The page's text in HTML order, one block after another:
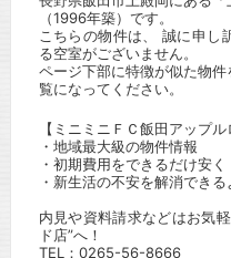
（1996年築）です。
こちらの物件は、 誠に申し
る空室がございません。
ページ下部に特徴が似た物
覧になってください。
【ミニミニＦＣ飯田アップ
・地域最大級の物件情報
・初期費用をできるだけ安く
・新生活の不安を解消でき
内見や資料請求などはお気
ド店”へ！
TEL： 0265-56-8666